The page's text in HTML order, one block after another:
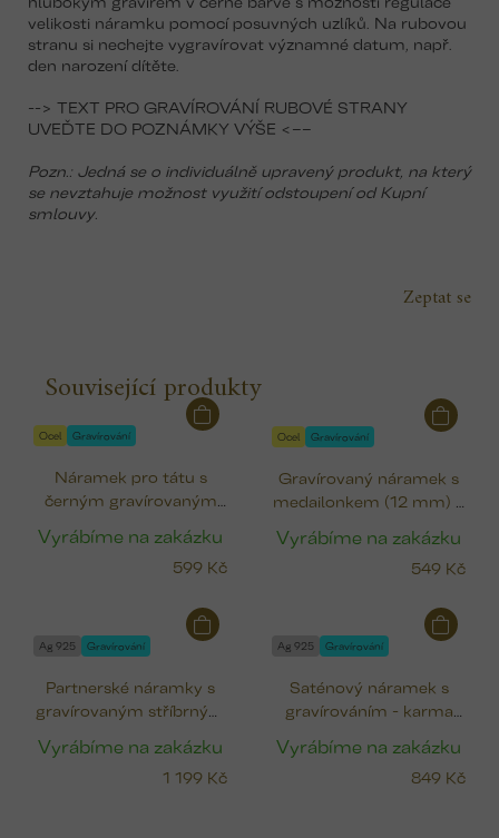
velikosti náramku pomocí posuvných uzlíků. Na rubovou
stranu si nechejte vygravírovat významné datum, např.
den narození dítěte.
--> TEXT PRO GRAVÍROVÁNÍ RUBOVÉ STRANY
UVEĎTE DO POZNÁMKY VÝŠE <––
Pozn.: Jedná se o individuálně upravený produkt, na který
se nevztahuje možnost využití odstoupení od Kupní
smlouvy.
Zeptat se
Související produkty
Ocel Gravírování
Náramek pro tátu s
černým gravírovaným
Vyrábíme na zakázku
599 Kč
Ocel Gravírování
Gravírovaný náramek s
medailonkem (12 mm) k
Vyrábíme na zakázku
549 Kč
Ag 925 Gravírování
Partnerské náramky s
gravírovaným stříbrným
Vyrábíme na zakázku
1 199 Kč
Ag 925 Gravírování
Saténový náramek s
gravírováním - karma
Vyrábíme na zakázku
849 Kč